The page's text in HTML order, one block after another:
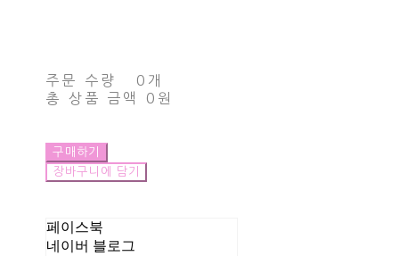
주문 수량
0개
총 상품 금액
0원
구매하기
장바구니에 담기
페이스북
네이버 블로그